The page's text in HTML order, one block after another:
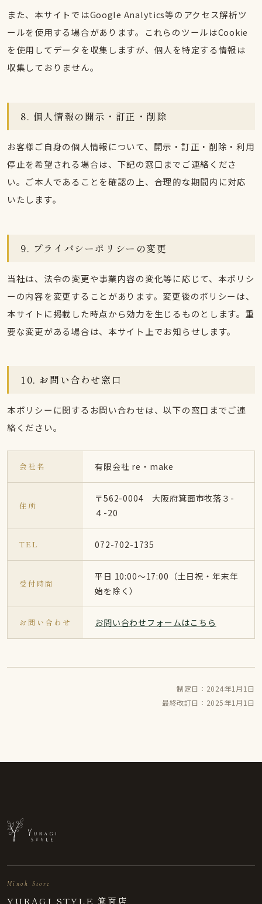
また、本サイトではGoogle Analytics等のアクセス解析ツ
ールを使用する場合があります。これらのツールはCookie
を使用してデータを収集しますが、個人を特定する情報は
収集しておりません。
8. 個人情報の開示・訂正・削除
お客様ご自身の個人情報について、開示・訂正・削除・利用
停止を希望される場合は、下記の窓口までご連絡くださ
い。ご本人であることを確認の上、合理的な期間内に対応
いたします。
9. プライバシーポリシーの変更
当社は、法令の変更や事業内容の変化等に応じて、本ポリシ
ーの内容を変更することがあります。変更後のポリシーは、
本サイトに掲載した時点から効力を生じるものとします。重
要な変更がある場合は、本サイト上でお知らせします。
10. お問い合わせ窓口
本ポリシーに関するお問い合わせは、以下の窓口までご連
絡ください。
会社名 有限会社 re・make
住所
〒562-0004 大阪府箕面市牧落３-
４-20
TEL 072-702-1735
受付時間
平日 10:00〜17:00（土日祝・年末年
始を除く）
お問い合わせ お問い合わせフォームはこちら
制定日：2024年1月1日
最終改訂日：2025年1月1日
Minoh Store
YURAGI STYLE 箕面店